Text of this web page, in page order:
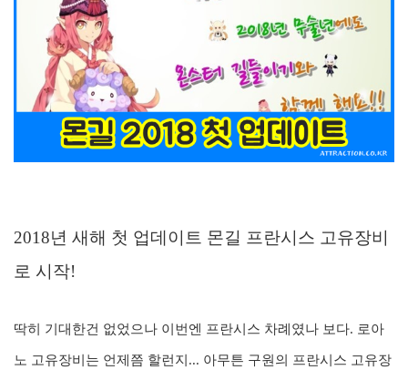
2018년 새해 첫 업데이트 몬길 프란시스 고유장비
로 시작!
딱히 기대한건 없었으나 이번엔 프란시스 차례였나 보다. 로아
노 고유장비는 언제쯤 할런지... 아무튼 구원의 프란시스 고유장